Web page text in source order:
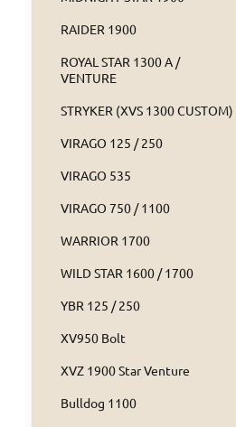
RAIDER 1900
ROYAL STAR 1300 A /
VENTURE
STRYKER (XVS 1300 CUSTOM)
VIRAGO 125 / 250
VIRAGO 535
VIRAGO 750 / 1100
WARRIOR 1700
WILD STAR 1600 / 1700
YBR 125 / 250
XV950 Bolt
XVZ 1900 Star Venture
Bulldog 1100